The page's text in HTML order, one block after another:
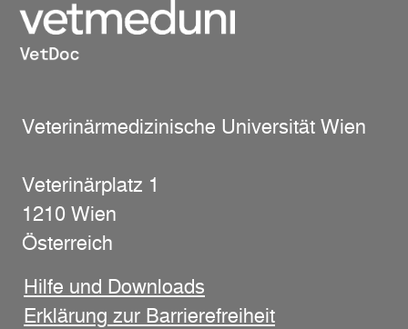
Veterinärmedizinische Universität Wien
Veterinärplatz 1
1210 Wien
Österreich
Hilfe und Downloads
Erklärung zur Barrierefreiheit